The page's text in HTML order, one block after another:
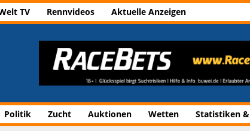
TV Rennvideos Aktuelle Anzeigen
Politik Zucht Auktionen Wetten Statistiken